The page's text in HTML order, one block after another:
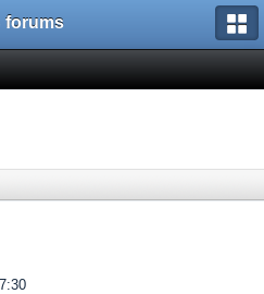
forums